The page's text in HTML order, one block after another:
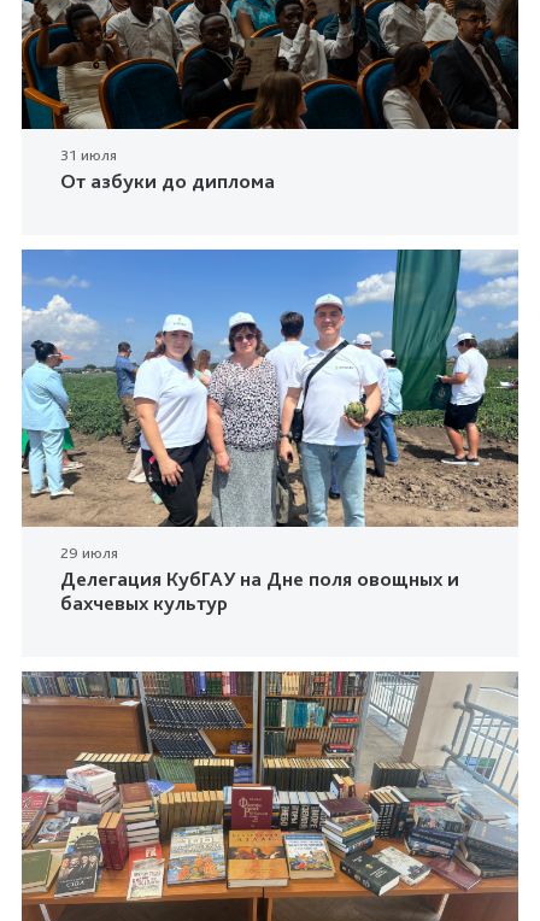
31 июля
От азбуки до диплома
29 июля
Делегация КубГАУ на Дне поля овощных и
бахчевых культур